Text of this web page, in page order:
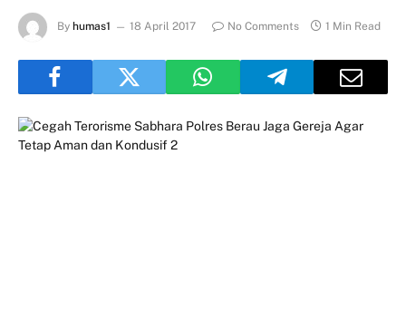
By humas1 18 April 2017 No Comments 1 Min Read